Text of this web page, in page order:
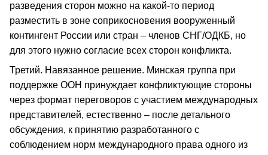
разведения сторон можно на какой-то период
разместить в зоне соприкосновения вооруженный
контингент России или стран – членов СНГ/ОДКБ, но
для этого нужно согласие всех сторон конфликта.
Третий. Навязанное решение. Минская группа при
поддержке ООН принуждает конфликтующие стороны
через формат переговоров с участием международных
представителей, естественно – после детального
обсуждения, к принятию разработанного с
соблюдением норм международного права одного из